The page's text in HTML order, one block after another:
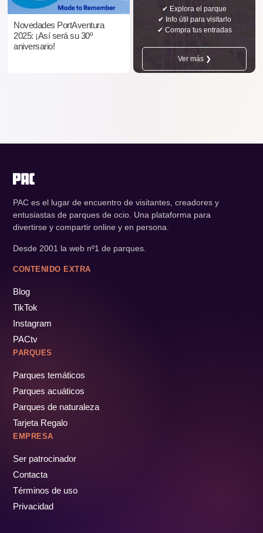
Novedades PortAventura
2025: ¡Así será su 30º
aniversario!
✔ Explora el parque
✔ Info útil para visitarlo
✔ Compra tus entradas
Ver más ❯
PAC es el lugar de encuentro de visitantes, creadores y
entusiastas de parques de ocio. Una plataforma para
divertirse y compartir online y en persona.
Desde 2001 la web nº1 de parques.
CONTENIDO EXTRA
Blog
TikTok
Instagram
PACtv
PARQUES
Parques temáticos
Parques acuáticos
Parques de naturaleza
Tarjeta Regalo
EMPRESA
Ser patrocinador
Contacta
Términos de uso
Privacidad